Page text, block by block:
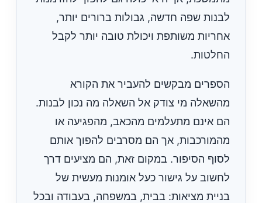
לבנות שפה חדשה, גבולות ברורים יותר,
אחריות משותפת ויכולת טובה יותר לקבל
החלטות.
הספרים מבקשים להעביר את הקורא
מהשאלה מי צודק אל השאלה מה נכון לבנות.
הם אינם מתעלמים מהכאב, מהפגיעה או
מהמורכבות, אך הם מסרבים להפוך אותם
לסוף הסיפור. במקום זאת, הם מציעים דרך
לחשוב על גישור כעל אומנות מעשית של
בניית מציאות: בבית, במשפחה, בעבודה ובכל